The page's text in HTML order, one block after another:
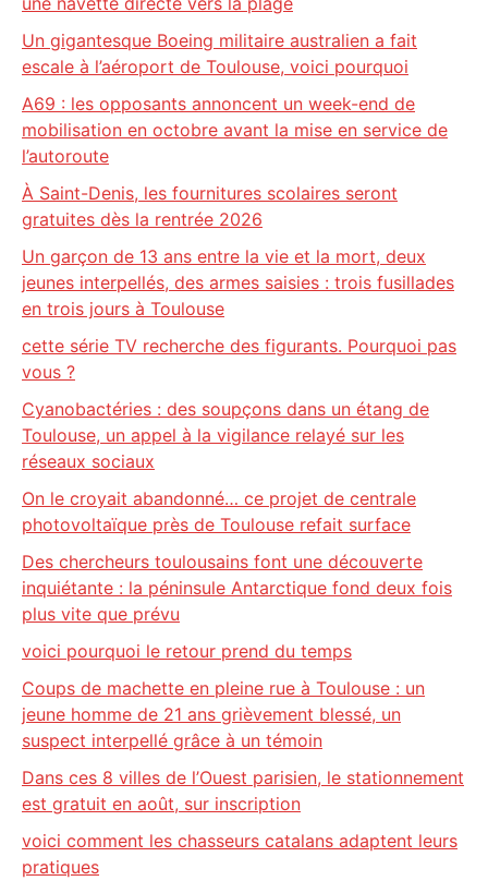
Un gigantesque Boeing militaire australien a fait
escale à l’aéroport de Toulouse, voici pourquoi
A69 : les opposants annoncent un week-end de
mobilisation en octobre avant la mise en service de
l’autoroute
À Saint-Denis, les fournitures scolaires seront
gratuites dès la rentrée 2026
Un garçon de 13 ans entre la vie et la mort, deux
jeunes interpellés, des armes saisies : trois fusillades
en trois jours à Toulouse
cette série TV recherche des figurants. Pourquoi pas
vous ?
Cyanobactéries : des soupçons dans un étang de
Toulouse, un appel à la vigilance relayé sur les
réseaux sociaux
On le croyait abandonné… ce projet de centrale
photovoltaïque près de Toulouse refait surface
Des chercheurs toulousains font une découverte
inquiétante : la péninsule Antarctique fond deux fois
plus vite que prévu
voici pourquoi le retour prend du temps
Coups de machette en pleine rue à Toulouse : un
jeune homme de 21 ans grièvement blessé, un
suspect interpellé grâce à un témoin
Dans ces 8 villes de l’Ouest parisien, le stationnement
est gratuit en août, sur inscription
voici comment les chasseurs catalans adaptent leurs
pratiques